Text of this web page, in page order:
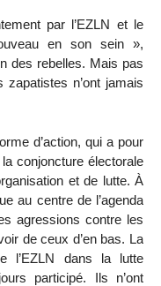
par l’EZLN et le
en son sein »,
des rebelles. Mais pas
n’ont jamais
d’action, qui a pour
conjoncture électorale
et de lutte. À
au centre de l’agenda
agressions contre les
de ceux d’en bas. La
l’EZLN dans la lutte
participé. Ils n’ont